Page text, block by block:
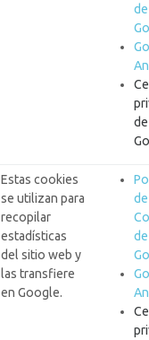
de
de
Estas cookies
se utilizan para
recopilar
estadísticas
del sitio web y
las transfiere
en Google.
de
de